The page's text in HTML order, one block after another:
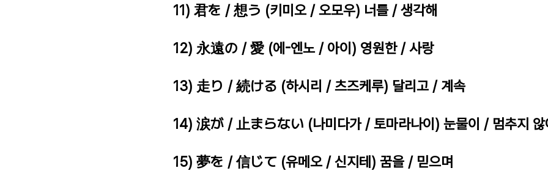
11) 君を / 想う (키미오 / 오모우) 너를 / 생각해
12) 永遠の / 愛 (에-엔노 / 아이) 영원한 / 사랑
13) 走り / 続ける (하시리 / 츠즈케루) 달리고 / 계속
14) 涙が / 止まらない (나미다가 / 토마라나이) 눈물이 / 멈추지 않
15) 夢を / 信じて (유메오 / 신지테) 꿈을 / 믿으며